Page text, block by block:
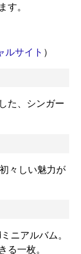
す。
ルサイト ）
た、シンガー
々しい魅力が
ニアルバム。
る一枚。